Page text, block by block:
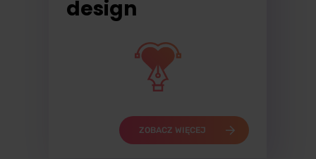
design
ZOBACZ WIĘCEJ